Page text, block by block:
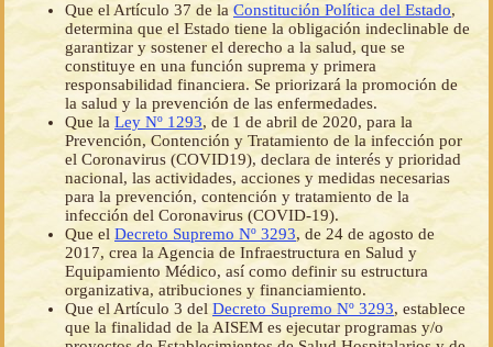
Que el Artículo 37 de la Constitución Política del Estado,
determina que el Estado tiene la obligación indeclinable de
garantizar y sostener el derecho a la salud, que se
constituye en una función suprema y primera
responsabilidad financiera. Se priorizará la promoción de
la salud y la prevención de las enfermedades.
Que la Ley Nº 1293, de 1 de abril de 2020, para la
Prevención, Contención y Tratamiento de la infección por
el Coronavirus (COVID19), declara de interés y prioridad
nacional, las actividades, acciones y medidas necesarias
para la prevención, contención y tratamiento de la
infección del Coronavirus (COVID-19).
Que el Decreto Supremo Nº 3293, de 24 de agosto de
2017, crea la Agencia de Infraestructura en Salud y
Equipamiento Médico, así como definir su estructura
organizativa, atribuciones y financiamiento.
Que el Artículo 3 del Decreto Supremo Nº 3293, establece
que la finalidad de la AISEM es ejecutar programas y/o